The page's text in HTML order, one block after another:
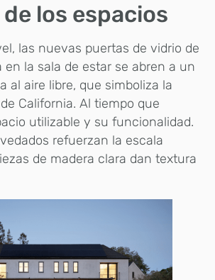
los espacios
las nuevas puertas de vidrio de
la sala de estar se abren a un
al aire libre, que simboliza la
California. Al tiempo que
utilizable y su funcionalidad.
refuerzan la escala
de madera clara dan textura